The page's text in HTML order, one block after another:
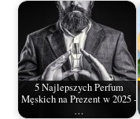
5 Najlepszych Perfum
Męskich na Prezent w 2025 -
…